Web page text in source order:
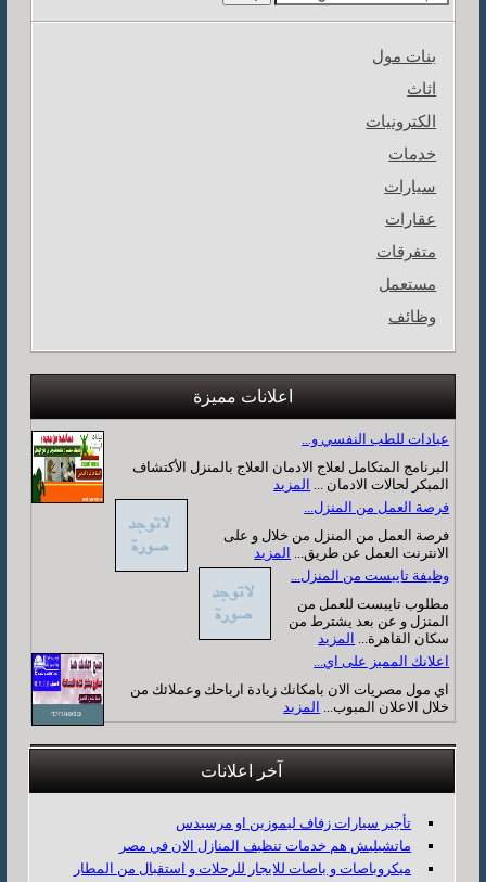
بنات مول
اثاث
الكترونيات
خدمات
سيارات
عقارات
متفرقات
مستعمل
وظائف
اعلانات مميزة
عيادات للطب النفسي و...
البرنامج المتكامل لعلاج الادمان العلاج بالمنزل الأكتشاف
المبكر لحالات الادمان ... المزيد
فرصة العمل من المنزل...
فرصة العمل من المنزل من خلال و على
الانترنت العمل عن طريق... المزيد
وظيفة تايبست من المنزل...
مطلوب تايبست للعمل من
المنزل و عن بعد يشترط من
سكان القاهرة... المزيد
اعلانك المميز على اي...
اي مول مصريات الان بامكانك زيادة ارباحك وعملائك من
خلال الاعلان المبوب... المزيد
آخر اعلانات
تأجير سيارات زفاف ليموزين او مرسيدس
ماتشيليش هم خدمات تنظيف المنازل الان في مصر
ميكروباصات و باصات للايجار للرحلات و استقبال من المطار